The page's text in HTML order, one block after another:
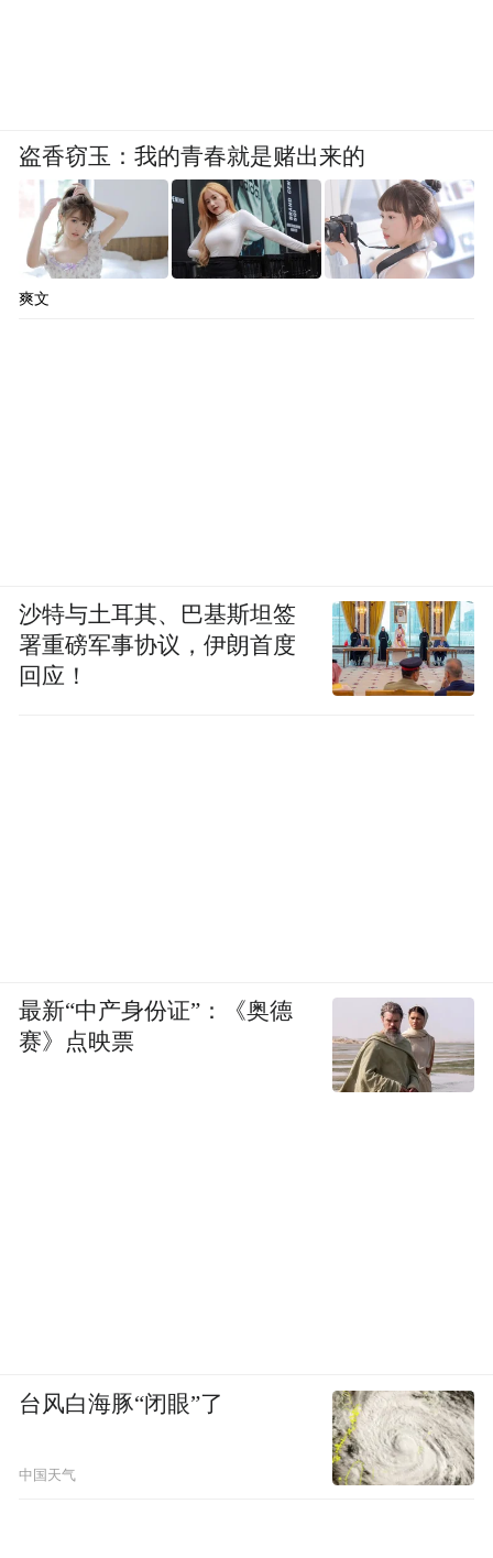
盗香窃玉：我的青春就是赌出来的
爽文
沙特与土耳其、巴基斯坦签
署重磅军事协议，伊朗首度
回应！
最新“中产身份证”：《奥德
赛》点映票
台风白海豚“闭眼”了
中国天气